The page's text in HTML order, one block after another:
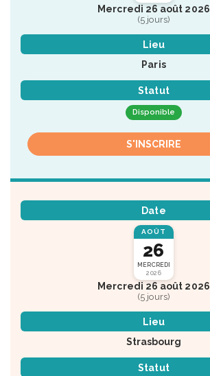
Mercredi 26 août 2026
(5 jours)
Lieu
Paris
Statut
Disponible
S'INSCRIRE
Date
AOÛT
26
MERCREDI
2026
Mercredi 26 août 2026
(5 jours)
Lieu
Strasbourg
Statut